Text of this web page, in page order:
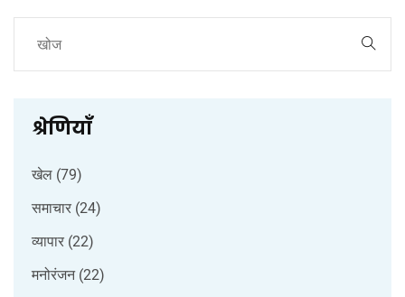
श्रेणियाँ
खेल (79)
समाचार (24)
व्यापार (22)
मनोरंजन (22)